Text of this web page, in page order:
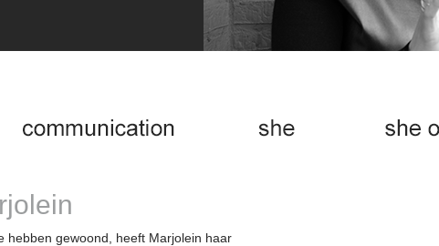
hebben gewoond, heeft Marjolein haar